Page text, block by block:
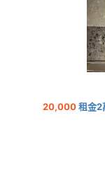
20,000租金2